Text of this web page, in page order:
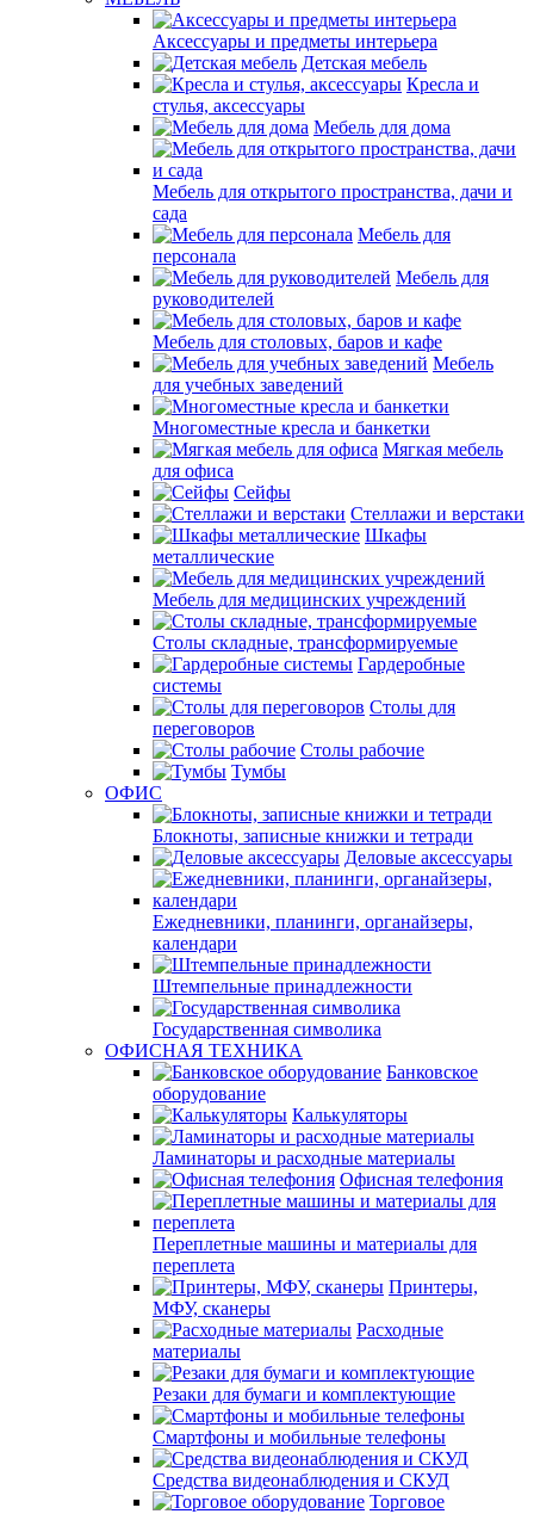
Аксессуары и предметы интерьера
Детская мебель
Кресла и
стулья, аксессуары
Мебель для дома
Мебель для открытого пространства, дачи и
сада
Мебель для
персонала
Мебель для
руководителей
Мебель для столовых, баров и кафе
Мебель
для учебных заведений
Многоместные кресла и банкетки
Мягкая мебель
для офиса
Сейфы
Стеллажи и верстаки
Шкафы
металлические
Мебель для медицинских учреждений
Столы складные, трансформируемые
Гардеробные
системы
Столы для
переговоров
Столы рабочие
Тумбы
ОФИС
Блокноты, записные книжки и тетради
Деловые аксессуары
Ежедневники, планинги, органайзеры,
календари
Штемпельные принадлежности
Государственная символика
ОФИСНАЯ ТЕХНИКА
Банковское
оборудование
Калькуляторы
Ламинаторы и расходные материалы
Офисная телефония
Переплетные машины и материалы для
переплета
Принтеры,
МФУ, сканеры
Расходные
материалы
Резаки для бумаги и комплектующие
Смартфоны и мобильные телефоны
Средства видеонаблюдения и СКУД
Торговое